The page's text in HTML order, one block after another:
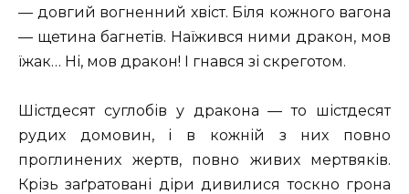
— довгий вогненний хвіст. Біля кожного вагона
— щетина багнетів. Наїжився ними дракон, мов
їжак… Ні, мов дракон! І гнався зі скреготом.
Шістдесят суглобів у дракона — то шістдесят
рудих домовин, і в кожній з них повно
проглинених жертв, повно живих мертвяків.
Крізь заґратовані діри дивилися тоскно грона